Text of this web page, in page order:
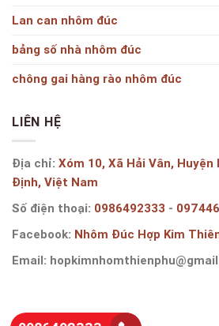
Lan can nhôm đúc
bảng số nhà nhôm đúc
chông gai hàng rào nhôm đúc
LIÊN HỆ
Địa chỉ: Xóm 10, Xã Hải Vân,
Định, Việt Nam
Số điện thoại: 0986492333 -
Facebook: Nhôm Đúc Hợp Kim
Email:
Copyright 2019 ©CÔNG TY